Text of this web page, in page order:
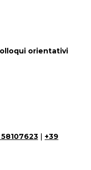
orientativi
| +39